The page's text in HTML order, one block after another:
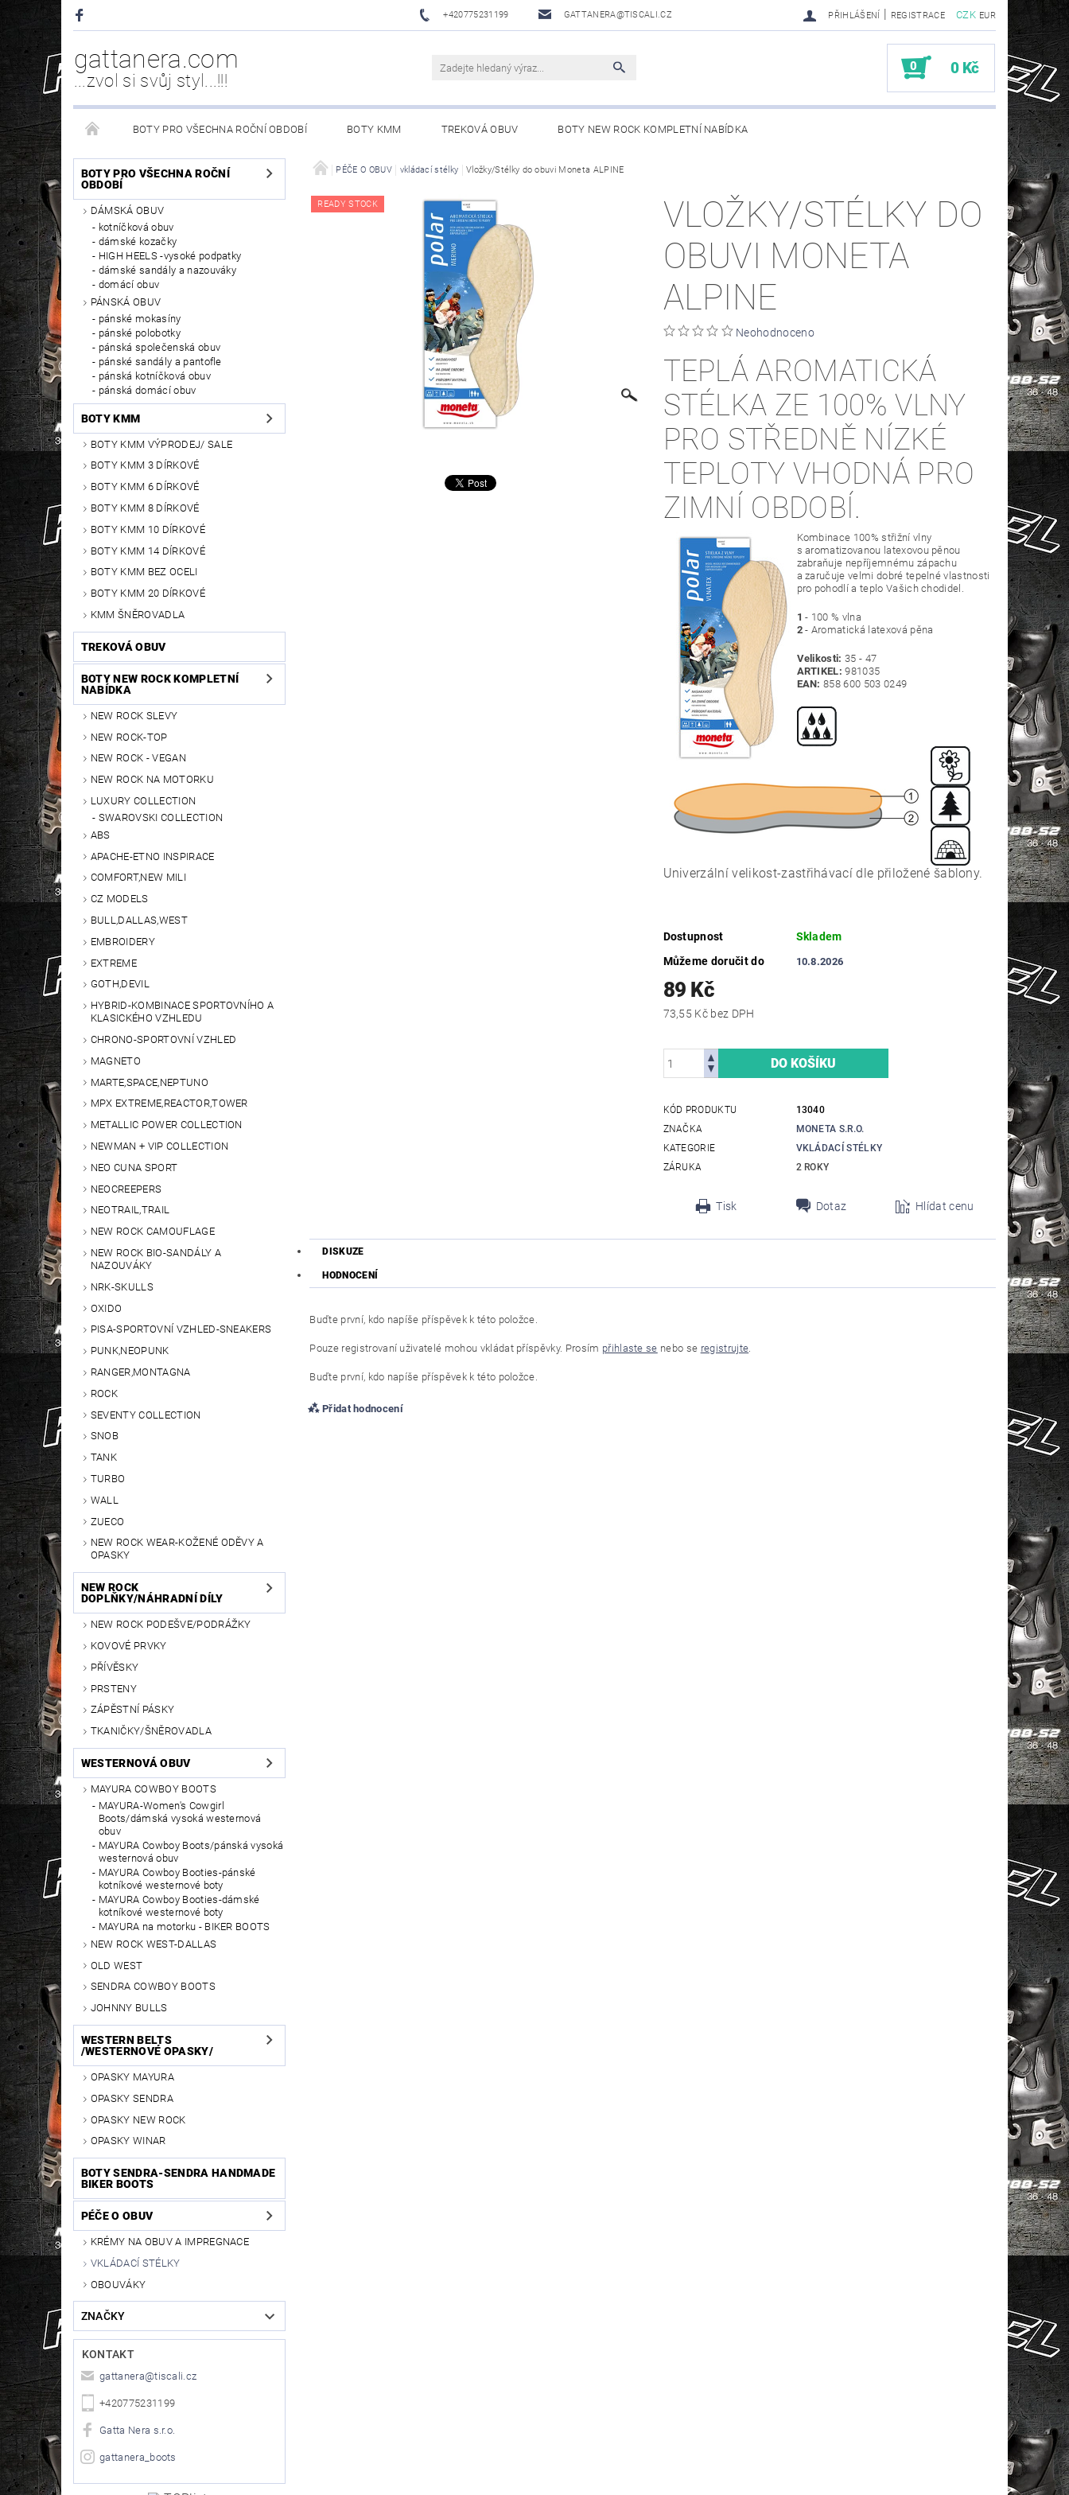
+420775231199 GATTANERA@TISCALI.CZ CZK EUR
PŘIHLÁŠENÍ | REGISTRACE
gattanera.com
...zvol si svůj styl...!!!
0 0 Kč
BOTY PRO VŠECHNA ROČNÍ OBDOBÍ BOTY KMM TREKOVÁ OBUV BOTY NEW ROCK KOMPLETNÍ NABÍDKA
NEW ROCK DOPLŇKY/NÁHRADNÍ DÍLY WESTERNOVÁ OBUV WESTERN BELTS /WESTERNOVÉ OPASKY/
PÉČE O OBUV
BOTY PRO VŠECHNA ROČNÍ
OBDOBÍ
DÁMSKÁ OBUV
kotníčková obuv
dámské kozačky
HIGH HEELS -vysoké podpatky
dámské sandály a nazouváky
domácí obuv
PÁNSKÁ OBUV
pánské mokasíny
pánské polobotky
pánská společenská obuv
pánské sandály a pantofle
pánská kotníčková obuv
pánská domácí obuv
BOTY KMM
BOTY KMM VÝPRODEJ/ SALE
BOTY KMM 3 DÍRKOVÉ
BOTY KMM 6 DÍRKOVÉ
BOTY KMM 8 DÍRKOVÉ
BOTY KMM 10 DÍRKOVÉ
BOTY KMM 14 DÍRKOVÉ
BOTY KMM BEZ OCELI
BOTY KMM 20 DÍRKOVÉ
KMM ŠNĚROVADLA
TREKOVÁ OBUV
BOTY NEW ROCK KOMPLETNÍ
NABÍDKA
NEW ROCK SLEVY
NEW ROCK-TOP
NEW ROCK - VEGAN
NEW ROCK NA MOTORKU
LUXURY COLLECTION
SWAROVSKI COLLECTION
ABS
APACHE-ETNO INSPIRACE
COMFORT,NEW MILI
CZ MODELS
BULL,DALLAS,WEST
EMBROIDERY
EXTREME
GOTH,DEVIL
HYBRID-KOMBINACE SPORTOVNÍHO A
KLASICKÉHO VZHLEDU
CHRONO-SPORTOVNÍ VZHLED
MAGNETO
MARTE,SPACE,NEPTUNO
MPX EXTREME,REACTOR,TOWER
METALLIC POWER COLLECTION
NEWMAN + VIP COLLECTION
NEO CUNA SPORT
NEOCREEPERS
NEOTRAIL,TRAIL
NEW ROCK CAMOUFLAGE
NEW ROCK BIO-SANDÁLY A
NAZOUVÁKY
NRK-SKULLS
OXIDO
PISA-SPORTOVNÍ VZHLED-SNEAKERS
PUNK,NEOPUNK
RANGER,MONTAGNA
ROCK
SEVENTY COLLECTION
SNOB
TANK
TURBO
WALL
ZUECO
NEW ROCK WEAR-KOŽENÉ ODĚVY A
OPASKY
NEW ROCK
DOPLŇKY/NÁHRADNÍ DÍLY
NEW ROCK PODEŠVE/PODRÁŽKY
KOVOVÉ PRVKY
PŘÍVĚSKY
PRSTENY
ZÁPĚSTNÍ PÁSKY
TKANIČKY/ŠNĚROVADLA
WESTERNOVÁ OBUV
MAYURA COWBOY BOOTS
MAYURA-Women's Cowgirl
Boots/dámská vysoká westernová
obuv
MAYURA Cowboy Boots/pánská vysoká
westernová obuv
MAYURA Cowboy Booties-pánské
kotníkové westernové boty
MAYURA Cowboy Booties-dámské
kotníkové westernové boty
MAYURA na motorku - BIKER BOOTS
NEW ROCK WEST-DALLAS
OLD WEST
SENDRA COWBOY BOOTS
JOHNNY BULLS
WESTERN BELTS
/WESTERNOVÉ OPASKY/
OPASKY MAYURA
OPASKY SENDRA
OPASKY NEW ROCK
OPASKY WINAR
BOTY SENDRA-SENDRA HANDMADE
BIKER BOOTS
PÉČE O OBUV
KRÉMY NA OBUV A IMPREGNACE
VKLÁDACÍ STÉLKY
OBOUVÁKY
ZNAČKY
KONTAKT
gattanera@tiscali.cz
+420775231199
Gatta Nera s.r.o.
gattanera_boots
PÉČE O OBUV vkládací stélky Vložky/Stélky do obuvi Moneta ALPINE
READY STOCK
VLOŽKY/STÉLKY DO
OBUVI MONETA
ALPINE
Neohodnoceno
TEPLÁ AROMATICKÁ
STÉLKA ZE 100% VLNY
PRO STŘEDNĚ NÍZKÉ
TEPLOTY VHODNÁ PRO
ZIMNÍ OBDOBÍ.
Kombinace 100% střižní vlny
s aromatizovanou latexovou pěnou
zabraňuje nepříjemnému zápachu
a zaručuje velmi dobré tepelné vlastnosti
pro pohodlí a teplo Vašich chodidel.
1 - 100 % vlna
2- Aromatická latexová pěna
Velikosti: 35 - 47
ARTIKEL: 981035
EAN: 858 600 503 0249
Univerzální velikost-zastřihávací dle přiložené šablony.
Dostupnost
Skladem
Můžeme doručit do
10.8.2026
89 Kč
73,55 Kč bez DPH
KÓD PRODUKTU
13040
ZNAČKA
MONETA S.R.O.
KATEGORIE
VKLÁDACÍ STÉLKY
ZÁRUKA
2 ROKY
Tisk Dotaz Hlídat cenu
DISKUZE
HODNOCENÍ
Buďte první, kdo napíše příspěvek k této položce.
Pouze registrovaní uživatelé mohou vkládat příspěvky. Prosím přihlaste se nebo se registrujte.
Buďte první, kdo napíše příspěvek k této položce.
Přidat hodnocení